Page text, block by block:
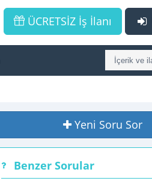
ÜCRETSİZ İş İlanı
Yeni Soru Sor
Benzer Sorular